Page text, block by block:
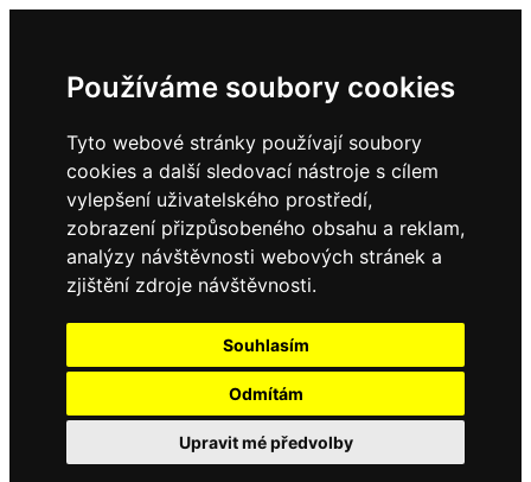
Používáme soubory cookies
Tyto webové stránky používají soubory
cookies a další sledovací nástroje s cílem
vylepšení uživatelského prostředí,
zobrazení přizpůsobeného obsahu a reklam,
analýzy návštěvnosti webových stránek a
zjištění zdroje návštěvnosti.
Souhlasím
Odmítám
Upravit mé předvolby